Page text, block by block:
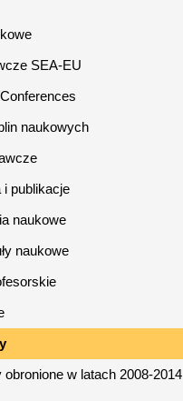
SEA-EU
naukowych
publikacje
naukowe
naukowe
obronione w latach 2008-2014